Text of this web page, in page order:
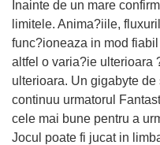
Inainte de un mare
limitele. Anima?iile,
func?ioneaza in mod
altfel o varia?ie ulterioara
ulterioara. Un gigabyte
continuu urmatorul
cele mai bune pentru a
Jocul poate fi jucat in